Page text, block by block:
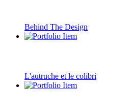
Behind The Design
L'autruche et le colibri